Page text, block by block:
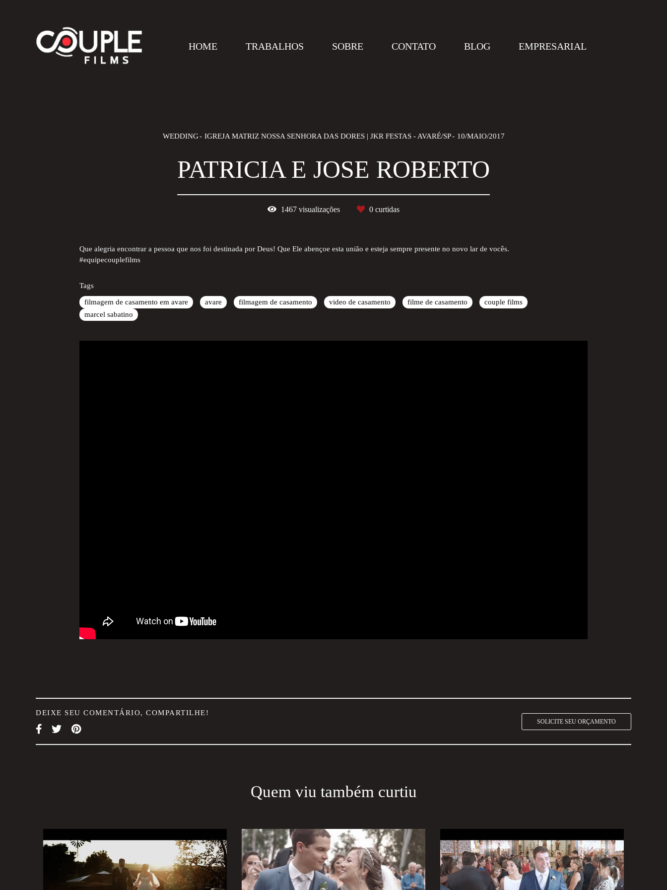
HOME TRABALHOS SOBRE CONTATO BLOG EMPRESARIAL
WEDDING IGREJA MATRIZ NOSSA SENHORA DAS DORES | JKR FESTAS - AVARÉ/SP 10/MAIO/2017
PATRICIA E JOSE ROBERTO
1467 visualizações 0 curtidas
Que alegria encontrar a pessoa que nos foi destinada por Deus! Que Ele abençoe esta união e esteja sempre presente no novo lar de vocês.
#equipecouplefilms
Tags
filmagem de casamento em avare avare filmagem de casamento video de casamento filme de casamento
couple films
marcel sabatino
DEIXE SEU COMENTÁRIO, COMPARTILHE!
SOLICITE SEU ORÇAMENTO
Quem viu também curtiu